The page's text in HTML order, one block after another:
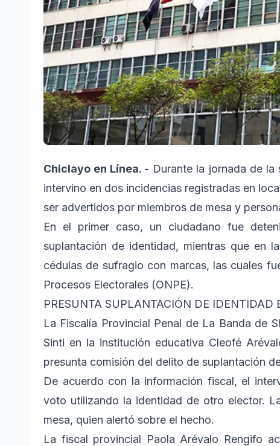
Chiclayo en Línea. - Durante la jornada de
intervino en dos incidencias registradas en
ser advertidos por miembros de mesa y
En el primer caso, un ciudadano fue
suplantación de identidad, mientras que en
cédulas de sufragio con marcas, las cuales
Procesos Electorales (ONPE).
PRESUNTA SUPLANTACIÓN DE IDENTIDAD
La Fiscalía Provincial Penal de La Banda de
Sinti en la institución educativa Cleofé
presunta comisión del delito de suplantación
De acuerdo con la información fiscal, el
voto utilizando la identidad de otro elector.
mesa, quien alertó sobre el hecho.
La fiscal provincial Paola Arévalo Rengifo